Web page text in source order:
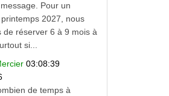
Pour un
2027, nous
de réserver 6 à 9 mois à
si...
03:08:39
de temps à